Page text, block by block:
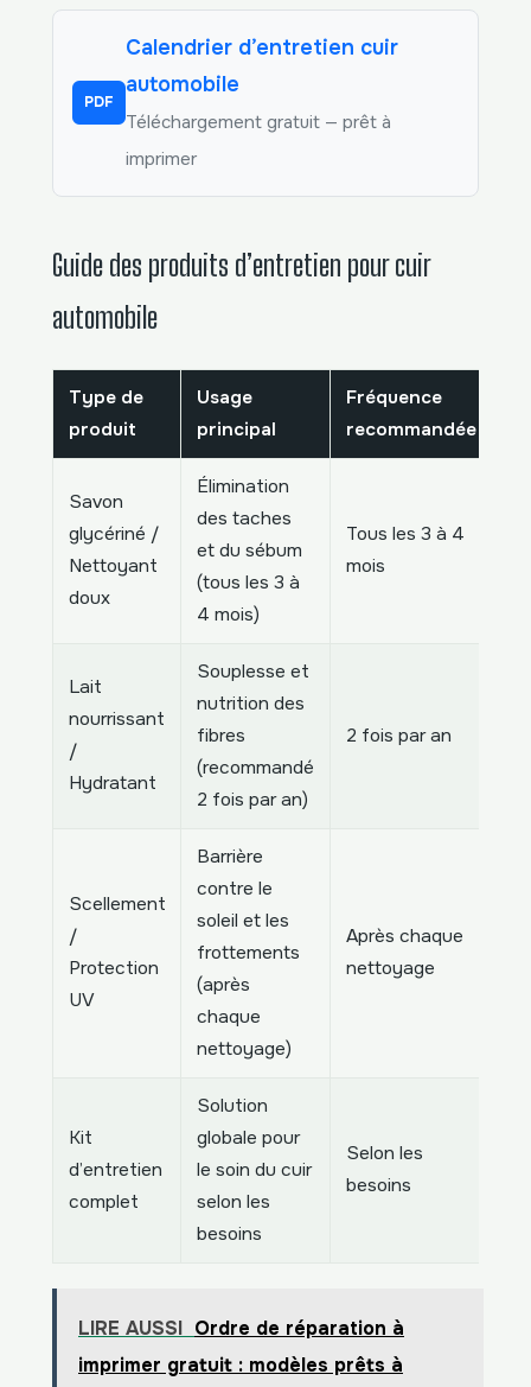
PDF
Calendrier d’entretien cuir
automobile
Téléchargement gratuit — prêt à
imprimer
Guide des produits d’entretien pour cuir
automobile
Type de
produit
Usage
principal
Fréquence
recommandée
Savon
glycériné /
Nettoyant
doux
Élimination
des taches
et du sébum
(tous les 3 à
4 mois)
Tous les 3 à 4
mois
Lait
nourrissant
/
Hydratant
Souplesse et
nutrition des
fibres
(recommandé
2 fois par an)
2 fois par an
Scellement
/
Protection
UV
Barrière
contre le
soleil et les
frottements
(après
chaque
nettoyage)
Après chaque
nettoyage
Kit
d’entretien
complet
Solution
globale pour
le soin du cuir
selon les
besoins
Selon les
besoins
LIRE AUSSI Ordre de réparation à
imprimer gratuit : modèles prêts à